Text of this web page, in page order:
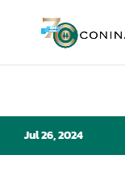
Jul 26, 2024